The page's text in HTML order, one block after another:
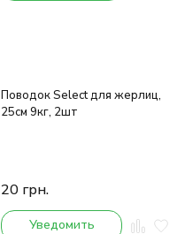
Поводок Select для жерлиц,
25см 9кг, 2шт
20 грн.
Уведомить